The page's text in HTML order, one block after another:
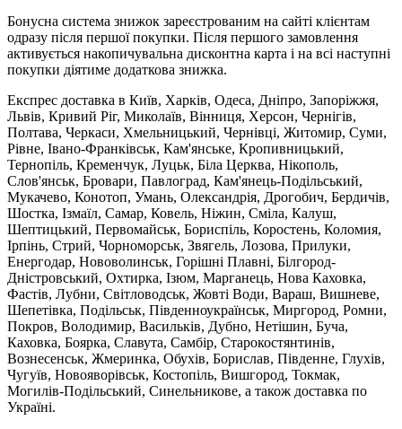
Бонусна система знижок зареєстрованим на сайті клієнтам
одразу після першої покупки. Після першого замовлення
активується накопичувальна дисконтна карта і на всі наступні
покупки діятиме додаткова знижка.
Експрес доставка в Київ, Харків, Одеса, Дніпро, Запоріжжя,
Львів, Кривий Ріг, Миколаїв, Вінниця, Херсон, Чернігів,
Полтава, Черкаси, Хмельницький, Чернівці, Житомир, Суми,
Рівне, Івано-Франківськ, Кам'янське, Кропивницький,
Тернопіль, Кременчук, Луцьк, Біла Церква, Нікополь,
Слов'янськ, Бровари, Павлоград, Кам'янець-Подільський,
Мукачево, Конотоп, Умань, Олександрія, Дрогобич, Бердичів,
Шостка, Ізмаїл, Самар, Ковель, Ніжин, Сміла, Калуш,
Шептицький, Первомайськ, Бориспіль, Коростень, Коломия,
Ірпінь, Стрий, Чорноморськ, Звягель, Лозова, Прилуки,
Енергодар, Нововолинськ, Горішні Плавні, Білгород-
Дністровський, Охтирка, Ізюм, Марганець, Нова Каховка,
Фастів, Лубни, Світловодськ, Жовті Води, Вараш, Вишневе,
Шепетівка, Подільськ, Південноукраїнськ, Миргород, Ромни,
Покров, Володимир, Васильків, Дубно, Нетішин, Буча,
Каховка, Боярка, Славута, Самбір, Старокостянтинів,
Вознесенськ, Жмеринка, Обухів, Борислав, Південне, Глухів,
Чугуїв, Новояворівськ, Костопіль, Вишгород, Токмак,
Могилів-Подільський, Синельникове, а також доставка по
Україні.